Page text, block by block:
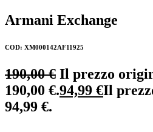
Armani Exchange
COD: XM000142AF11925
190,00€ Il prezzo
190,00 €.94,99 €Il
94,99 €.